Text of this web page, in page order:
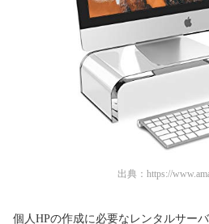
出典： https://
個人HPの作成に必要なレンタルサー